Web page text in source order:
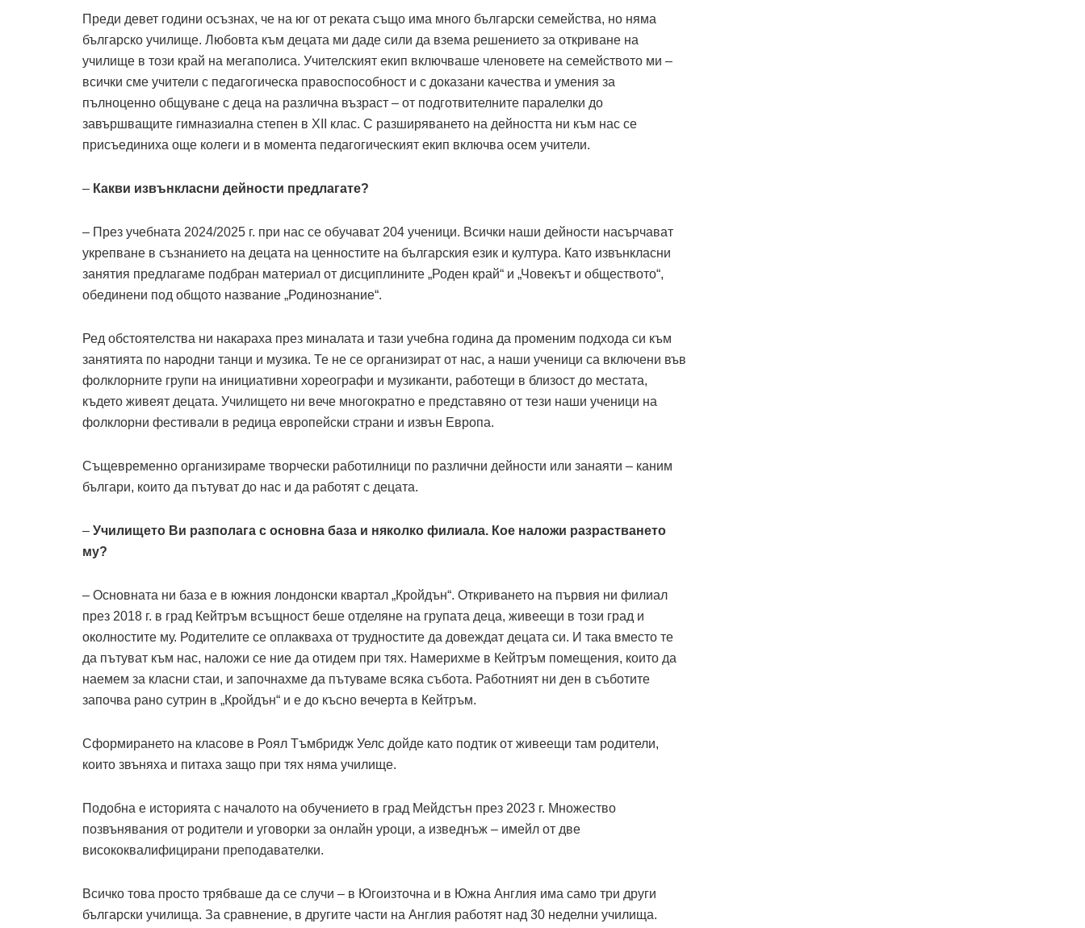
Преди девет години осъзнах, че на юг от реката също има много български семейства, но няма
българско училище. Любовта към децата ми даде сили да взема решението за откриване на
училище в този край на мегаполиса. Учителският екип включваше членовете на семейството ми –
всички сме учители с педагогическа правоспособност и с доказани качества и умения за
пълноценно общуване с деца на различна възраст – от подготвителните паралелки до
завършващите гимназиална степен в XII клас. С разширяването на дейността ни към нас се
присъединиха още колеги и в момента педагогическият екип включва осем учители.
– Какви извънкласни дейности предлагате?
– През учебната 2024/2025 г. при нас се обучават 204 ученици. Всички наши дейности насърчават
укрепване в съзнанието на децата на ценностите на българския език и култура. Като извънкласни
занятия предлагаме подбран материал от дисциплините „Роден край“ и „Човекът и обществото“,
обединени под общото название „Родинознание“.
Ред обстоятелства ни накараха през миналата и тази учебна година да променим подхода си към
занятията по народни танци и музика. Те не се организират от нас, а наши ученици са включени във
фолклорните групи на инициативни хореографи и музиканти, работещи в близост до местата,
където живеят децата. Училището ни вече многократно е представяно от тези наши ученици на
фолклорни фестивали в редица европейски страни и извън Европа.
Същевременно организираме творчески работилници по различни дейности или занаяти – каним
българи, които да пътуват до нас и да работят с децата.
– Училището Ви разполага с основна база и няколко филиала. Кое наложи разрастването
му?
– Основната ни база е в южния лондонски квартал „Кройдън“. Откриването на първия ни филиал
през 2018 г. в град Кейтръм всъщност беше отделяне на групата деца, живеещи в този град и
околностите му. Родителите се оплакваха от трудностите да довеждат децата си. И така вместо те
да пътуват към нас, наложи се ние да отидем при тях. Намерихме в Кейтръм помещения, които да
наемем за класни стаи, и започнахме да пътуваме всяка събота. Работният ни ден в съботите
започва рано сутрин в „Кройдън“ и е до късно вечерта в Кейтръм.
Сформирането на класове в Роял Тъмбридж Уелс дойде като подтик от живеещи там родители,
които звъняха и питаха защо при тях няма училище.
Подобна е историята с началото на обучението в град Мейдстън през 2023 г. Множество
позвънявания от родители и уговорки за онлайн уроци, а изведнъж – имейл от две
висококвалифицирани преподавателки.
Всичко това просто трябваше да се случи – в Югоизточна и в Южна Англия има само три други
български училища. За сравнение, в другите части на Англия работят над 30 неделни училища.